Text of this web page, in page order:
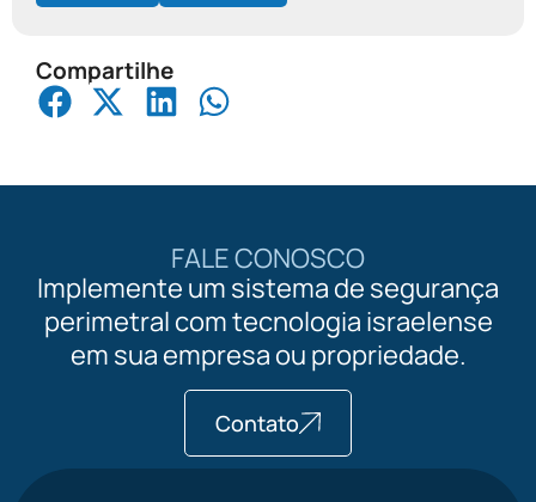
Compartilhe
FALE CONOSCO
Implemente um sistema de segurança
perimetral com tecnologia israelense
em sua empresa ou propriedade.
Contato